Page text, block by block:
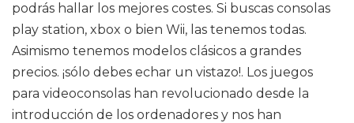
podrás hallar los mejores costes. Si buscas consolas
play station, xbox o bien Wii, las tenemos todas.
Asimismo tenemos modelos clásicos a grandes
precios. ¡sólo debes echar un vistazo!. Los juegos
para videoconsolas han revolucionado desde la
introducción de los ordenadores y nos han